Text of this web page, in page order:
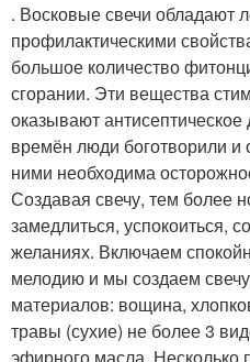
. Восковые свечи обладают
профилактическими
большое количество
сгорании. Эти вещества
оказывают
времён люди боготворили и
ними необходима
Создавая свечу, тем более
замедлиться, успокоиться,
желаниях. Включаем
мелодию и мы создаем
материалов: вощина,
травы (сухие) не более 3